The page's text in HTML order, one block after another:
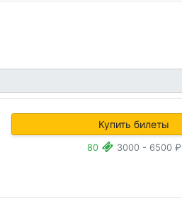
Купить билеты
80 3000 - 6500 ₽